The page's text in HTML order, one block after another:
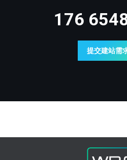
176
提交建站需